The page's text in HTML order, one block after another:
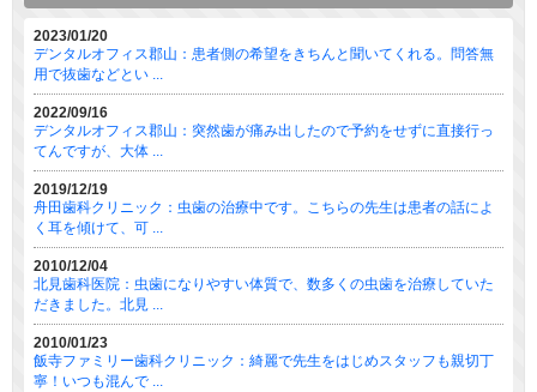
2023/01/20
デンタルオフィス郡山：患者側の希望をきちんと聞いてくれる。問答無
用で抜歯などとい ...
2022/09/16
デンタルオフィス郡山：突然歯が痛み出したので予約をせずに直接行っ
てんですが、大体 ...
2019/12/19
舟田歯科クリニック：虫歯の治療中です。こちらの先生は患者の話によ
く耳を傾けて、可 ...
2010/12/04
北見歯科医院：虫歯になりやすい体質で、数多くの虫歯を治療していた
だきました。北見 ...
2010/01/23
飯寺ファミリー歯科クリニック：綺麗で先生をはじめスタッフも親切丁
寧！いつも混んで ...